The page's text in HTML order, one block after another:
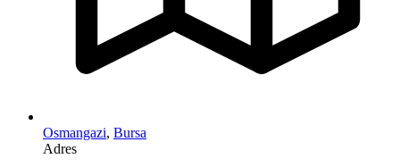
Osmangazi, Bursa
Adres